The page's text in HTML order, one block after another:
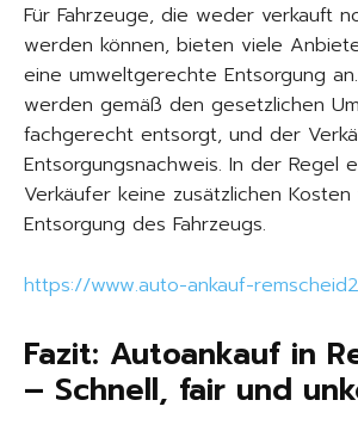
Für Fahrzeuge, die weder verkauft
werden können, bieten viele
eine umweltgerechte Entsorgung
werden gemäß den gesetzlichen
fachgerecht entsorgt, und der
Entsorgungsnachweis. In der Regel
Verkäufer keine zusätzlichen
Entsorgung des Fahrzeugs.
https://www.auto-ankauf-
Fazit: Autoankauf in
– Schnell, fair und